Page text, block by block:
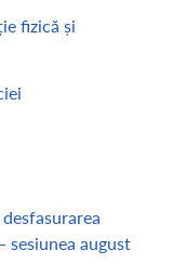
fizică și
sesiunea august